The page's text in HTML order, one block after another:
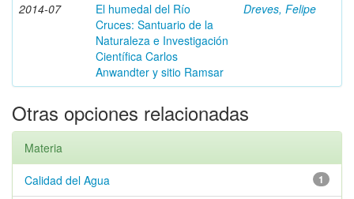
2014-07
El humedal del Río
Cruces: Santuario de la
Naturaleza e Investigación
Científica Carlos
Anwandter y sitio Ramsar
Dreves, Felipe
Otras opciones relacionadas
Materia
1
Calidad del Agua